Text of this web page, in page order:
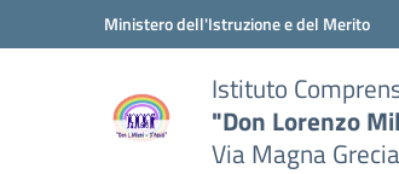
Vai ai contenuti
Vai al menu di navigazioneMinistero dell'Istruzione e del Merito
Istituto
"Don Lorenzo
Via Magna